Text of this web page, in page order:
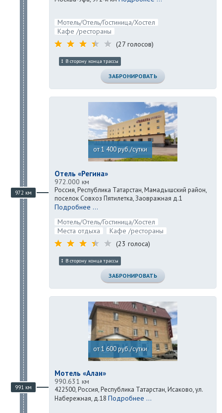
Мотель/Отель/Гостиница/Хостел
Кафе /рестораны
(27 голосов)
В сторону конца трассы
ЗАБРОНИРОВАТЬ
972 км
от 1 400 руб./сутки
Отель «Регина»
972.000 км
Россия, Республика Татарстан, Мамадышский район,
поселок Совхоз Пятилетка, Заовражная д.1
Подробнее ...
Мотель/Отель/Гостиница/Хостел
Места отдыха
Кафе /рестораны
(23 голоса)
В сторону конца трассы
ЗАБРОНИРОВАТЬ
991 км
от 1 600 руб./сутки
Мотель «Алан»
990.631 км
422500, Россия, Республика Татарстан, Исаково, ул.
Набережная, д.18 Подробнее ...